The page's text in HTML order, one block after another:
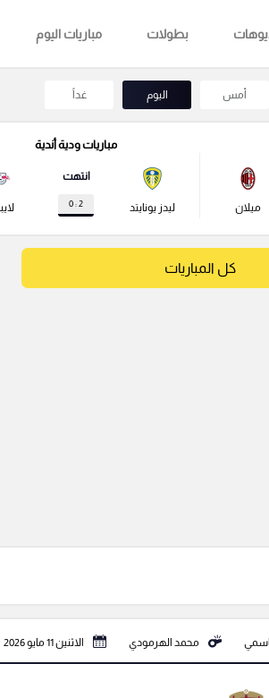
بطولات مباريات اليوم
أمس اليوم غداً
ميلان
مباريات ودية أندية
ليدز يونايتد
انتهت
2 : 0
كل المباريات
محمد الهرمودي الاثنين 11 مايو 2026